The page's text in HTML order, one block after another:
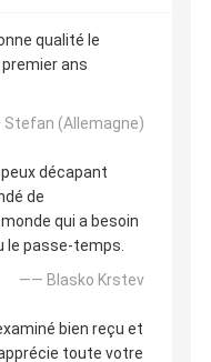
qualité le
ans
(Allemagne)
décapant
de
qui a besoin
le passe-temps.
—— Blasko Krstev
bien reçu et
toute votre